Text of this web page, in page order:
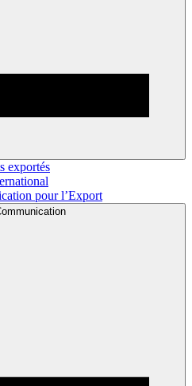
exportés
pour l’Export